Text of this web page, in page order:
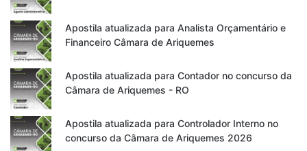
Apostila atualizada para Analista Orçamentário e
Financeiro Câmara de Ariquemes
Apostila atualizada para Contador no concurso da
Câmara de Ariquemes - RO
Apostila atualizada para Controlador Interno no
concurso da Câmara de Ariquemes 2026